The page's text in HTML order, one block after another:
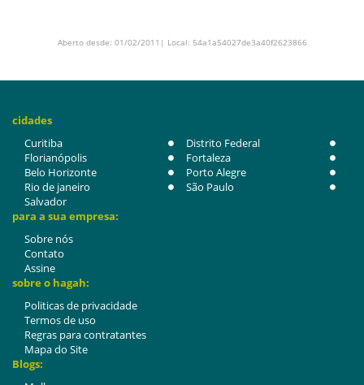
Aberto desde: 01/02/2011| Local: 54a1a54027de3a40f2623866
cidades
Curitiba
Distrito Federal
Florianópolis
Fortaleza
Belo Horizonte
Porto Alegre
Rio de janeiro
São Paulo
Salvador
para a sua empresa:
Sobre nós
Contato
Assine
sobre o hagah:
Politicas de privacidade
Termos de uso
Regras para contratantes
Mapa do Site
Blogs: